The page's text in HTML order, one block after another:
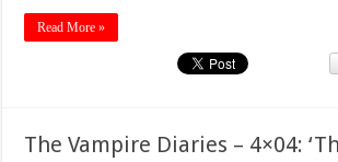
Read More »
The Vampire Diaries – 4×04: